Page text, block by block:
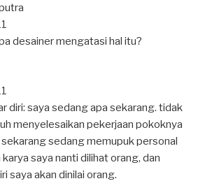
desainer mengatasi hal itu?
diri: saya sedang apa sekarang. tidak
menyelesaikan pekerjaan pokoknya
sedang memupuk personal
saya nanti dilihat orang, dan
saya akan dinilai orang.